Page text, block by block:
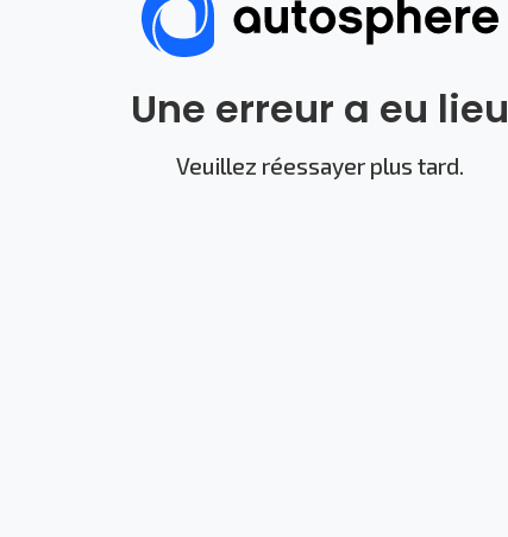
Une erreur a eu lieu
Veuillez réessayer plus tard.